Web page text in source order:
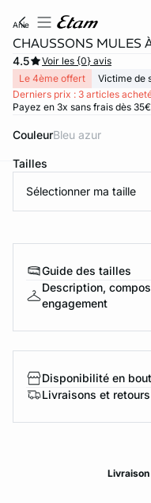
anie
CHAUSSONS MULES
4.5
Voir les {0} avis
Le 4ème offert
Victime de
Derniers prix : 3 articles
Payez en 3x sans frais dès
Couleur bleu azur
Tailles
Sélectionner ma taille
Guide des tailles
Description,
engagement
Disponibilité en
Livraisons et retours